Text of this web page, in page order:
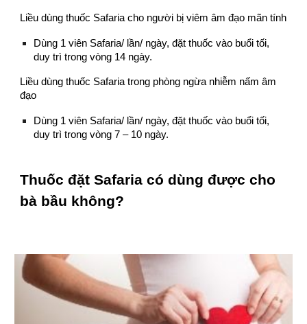
Liều dùng thuốc Safaria cho người bị viêm âm đạo mãn tính
Dùng 1 viên Safaria/ lần/ ngày, đặt thuốc vào buổi tối,
duy trì trong vòng 14 ngày.
Liều dùng thuốc Safaria trong phòng ngừa nhiễm nấm âm
đạo
Dùng 1 viên Safaria/ lần/ ngày, đặt thuốc vào buổi tối,
duy trì trong vòng 7 – 10 ngày.
Thuốc đặt Safaria có dùng được cho
bà bầu không?